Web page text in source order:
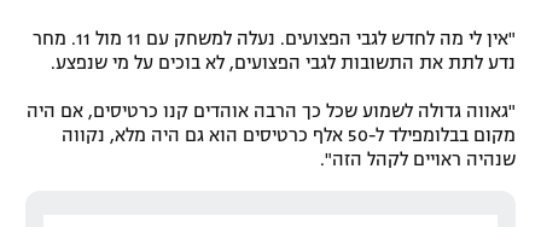
"אין לי מה לחדש לגבי הפצועים. נעלה למשחק עם 11 מול 11. מחר
נדע לתת את התשובות לגבי הפצועים, לא בוכים על מי שנפצע.
"גאווה גדולה לשמוע שכל כך הרבה אוהדים קנו כרטיסים, אם היה
מקום בבלומפילד ל-50 אלף כרטיסים הוא גם היה מלא, נקווה
שנהיה ראויים לקהל הזה".